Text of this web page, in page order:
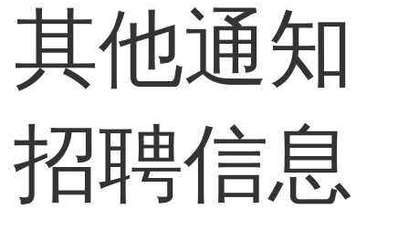
其他通知
招聘信息